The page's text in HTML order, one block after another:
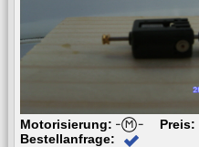
Motorisierung:
Preis:
Bestellanfrage: